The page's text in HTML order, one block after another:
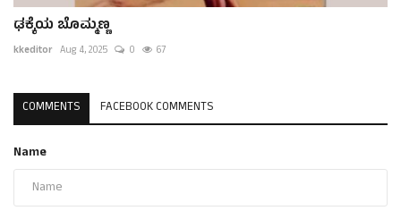
ಢಕ್ಕೆಯ ಬೊಮ್ಮಣ್ಣ
kkeditor Aug 4, 2025 0 67
COMMENTS FACEBOOK COMMENTS
Name